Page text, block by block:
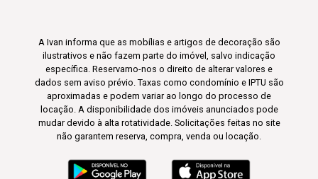
A Ivan informa que as mobílias e artigos de decoração são
ilustrativos e não fazem parte do imóvel, salvo indicação
específica. Reservamo-nos o direito de alterar valores e
dados sem aviso prévio. Taxas como condomínio e IPTU são
aproximadas e podem variar ao longo do processo de
locação. A disponibilidade dos imóveis anunciados pode
mudar devido à alta rotatividade. Solicitações feitas no site
não garantem reserva, compra, venda ou locação.